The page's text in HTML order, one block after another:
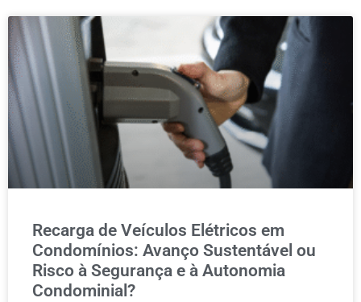
Recarga de Veículos Elétricos em
Condomínios: Avanço Sustentável ou
Risco à Segurança e à Autonomia
Condominial?